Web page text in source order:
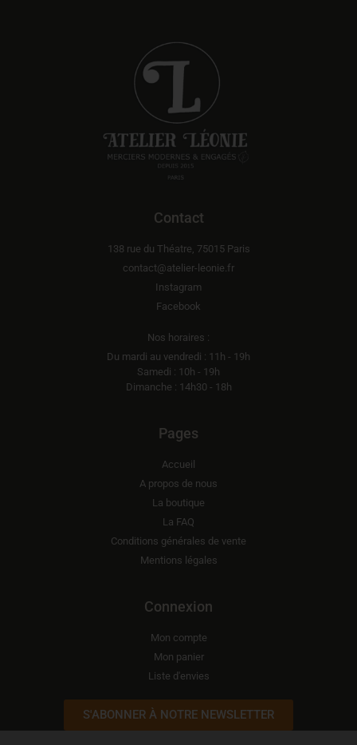
Contact
138 rue du Théatre, 75015 Paris
contact@atelier-leonie.fr
Instagram
Facebook
Nos horaires :
Du mardi au vendredi : 11h - 19h
Samedi : 10h - 19h
Dimanche : 14h30 - 18h
Pages
Accueil
A propos de nous
La boutique
La FAQ
Conditions générales de vente
Mentions légales
Connexion
Mon compte
Mon panier
Liste d'envies
S'ABONNER À NOTRE NEWSLETTER